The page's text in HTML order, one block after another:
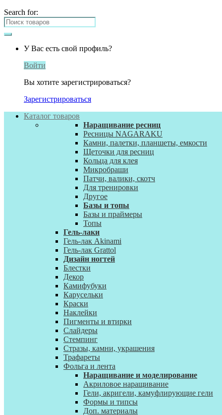
Search for:
У Вас есть свой профиль?
Войти
Вы хотите зарегистрироваться?
Зарегистрироваться
Каталог товаров
Наращивание ресниц
Ресницы NAGARAKU
Камни, палетки, планшеты, емкости
Щеточки для ресниц
Кольца для клея
Микробраши
Патчи, валики, скотч
Для тренировки
Другое
Базы и топы
Базы и праймеры
Топы
Гель-лаки
Гель-лак Akinami
Гель-лак Grattol
Дизайн ногтей
Блестки
Декор
Камифубуки
Карусельки
Краски
Наклейки
Пигменты и втирки
Слайдеры
Стемпинг
Стразы, камни, украшения
Трафареты
Фольга и лента
Наращивание и моделирование
Акриловое наращивание
Гели, акригели, камуфлирующие гели
Формы и типсы
Доп. материалы